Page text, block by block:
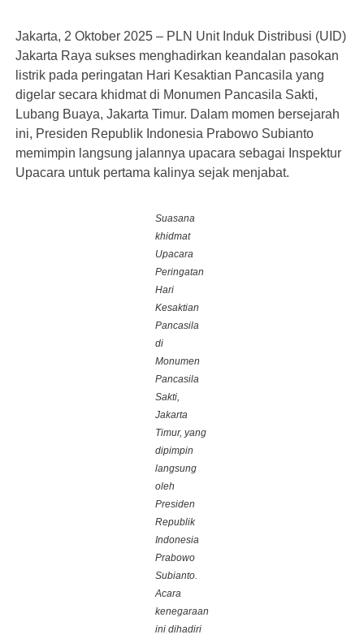
Jakarta, 2 Oktober 2025 – PLN Unit Induk Distribusi (UID)
Jakarta Raya sukses menghadirkan keandalan pasokan
listrik pada peringatan Hari Kesaktian Pancasila yang
digelar secara khidmat di Monumen Pancasila Sakti,
Lubang Buaya, Jakarta Timur. Dalam momen bersejarah
ini, Presiden Republik Indonesia Prabowo Subianto
memimpin langsung jalannya upacara sebagai Inspektur
Upacara untuk pertama kalinya sejak menjabat.
Suasana
khidmat
Upacara
Peringatan
Hari
Kesaktian
Pancasila
di
Monumen
Pancasila
Sakti,
Jakarta
Timur, yang
dipimpin
langsung
oleh
Presiden
Republik
Indonesia
Prabowo
Subianto.
Acara
kenegaraan
ini dihadiri